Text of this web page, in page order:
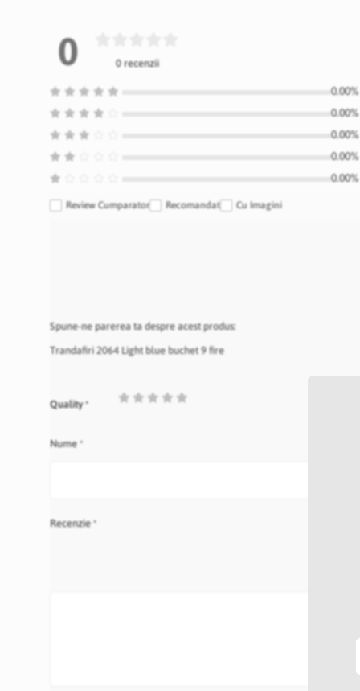
0 0 recenzii
Review Cumparator Recomandat Cu Imagini
Spune-ne parerea ta despre acest produs:
Trandafiri 2064 Light blue buchet 9 fire
Quality
1
2
3
4
Nume
Recenzie